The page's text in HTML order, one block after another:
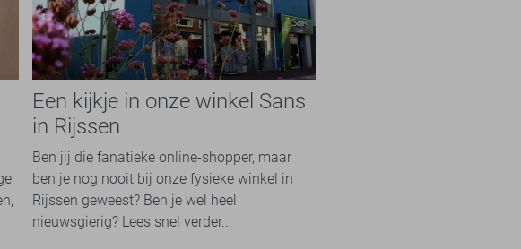
Een kijkje in onze winkel Sans
in Rijssen
Ben jij die fanatieke online-shopper, maar
ben je nog nooit bij onze fysieke winkel in
Rijssen geweest? Ben je wel heel
nieuwsgierig? Lees snel verder...